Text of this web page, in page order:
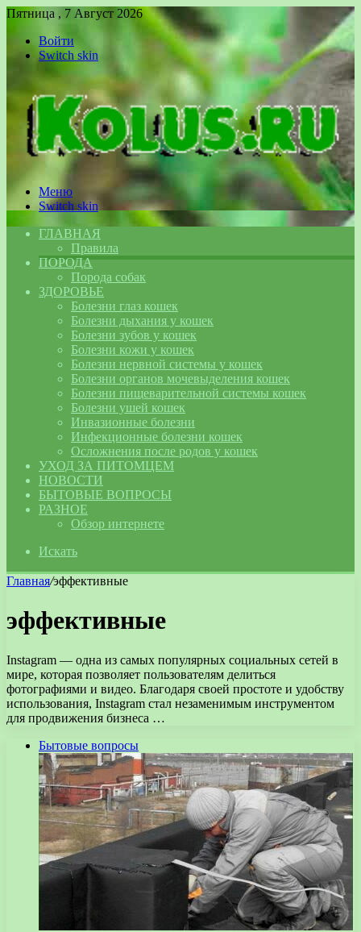
Пятница , 7 Август 2026
Войти
Switch skin
Меню
Switch skin
ГЛАВНАЯ
Правила
ПОРОДА
Порода собак
ЗДОРОВЬЕ
Болезни глаз кошек
Болезни дыхания у кошек
Болезни зубов у кошек
Болезни кожи у кошек
Болезни нервной системы у кошек
Болезни органов мочевыделения кошек
Болезни пищеварительной системы кошек
Болезни ушей кошек
Инвазионные болезни
Инфекционные болезни кошек
Осложнения после родов у кошек
УХОД ЗА ПИТОМЦЕМ
НОВОСТИ
БЫТОВЫЕ ВОПРОСЫ
РАЗНОЕ
Обзор интернете
Искать
Главная/эффективные
эффективные
Instagram — одна из самых популярных социальных сетей в
мире, которая позволяет пользователям делиться
фотографиями и видео. Благодаря своей простоте и удобству
использования, Instagram стал незаменимым инструментом
для продвижения бизнеса …
Бытовые вопросы